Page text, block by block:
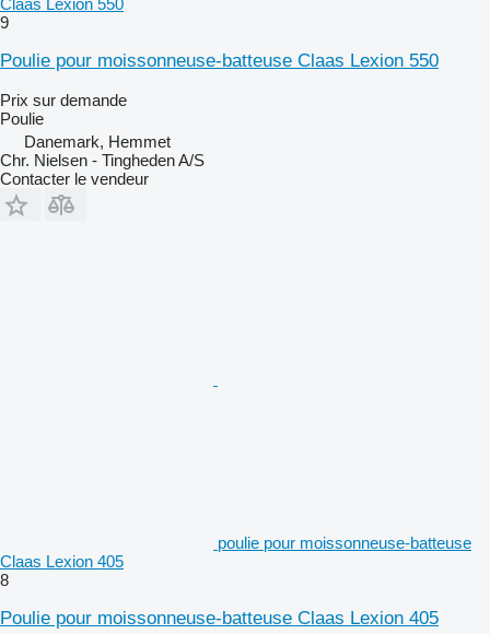
9
Poulie pour moissonneuse-batteuse Claas Lexion 550
Prix sur demande
Poulie
Danemark, Hemmet
Chr. Nielsen - Tingheden A/S
Contacter le vendeur
poulie pour moissonneuse-batteuse
Claas Lexion 405
8
Poulie pour moissonneuse-batteuse Claas Lexion 405